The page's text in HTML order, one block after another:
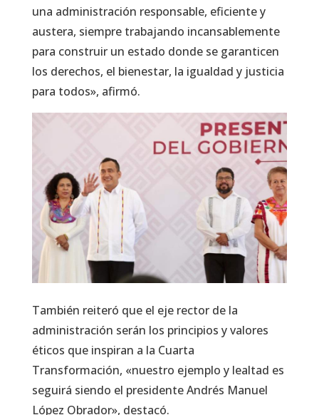
una administración responsable, eficiente y
austera, siempre trabajando incansablemente
para construir un estado donde se garanticen
los derechos, el bienestar, la igualdad y justicia
para todos», afirmó.
También reiteró que el eje rector de la
administración serán los principios y valores
éticos que inspiran a la Cuarta
Transformación, «nuestro ejemplo y lealtad es
seguirá siendo el presidente Andrés Manuel
López Obrador», destacó.